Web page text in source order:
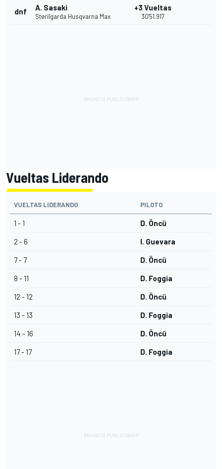
dnf A. Sasaki
Sterilgarda Husqvarna Max
+3 Vueltas
30'51.917
Vueltas Liderando
VUELTAS LIDERANDO PILOTO
1 - 1 D. Öncü
2 - 6 I. Guevara
7 - 7 D. Öncü
8 - 11 D. Foggia
12 - 12 D. Öncü
13 - 13 D. Foggia
14 - 16 D. Öncü
17 - 17 D. Foggia